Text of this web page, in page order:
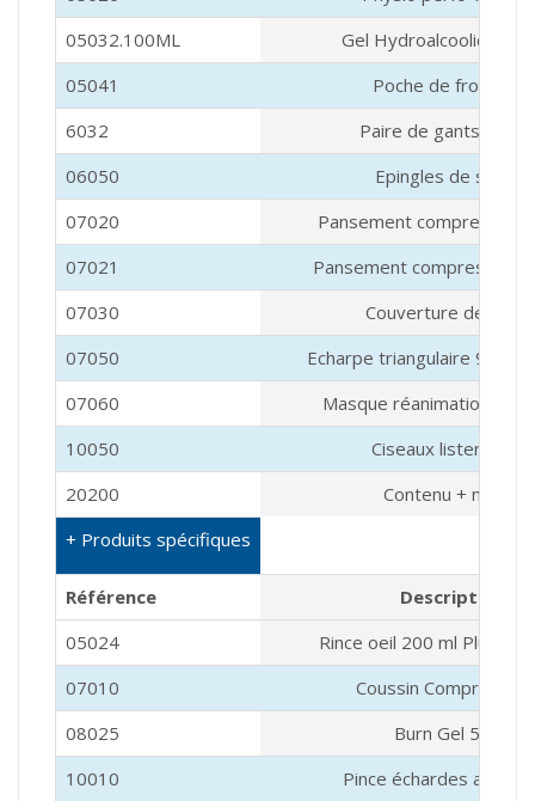
05032.100ML
Gel Hydroalcoolique
05041
Poche de froid U/U
6032
Paire de gants vinyle
06050
Epingles de sûreté
07020
Pansement compressif S/
07021
Pansement compressif S/
07030
Couverture de
07050
Echarpe triangulaire
07060
Masque réanimation
10050
Ciseaux lister métal
20200
Contenu + notice
+ Produits spécifiques
Référence
Description
05024
Rince oeil 200 ml Plum
07010
Coussin Compressif
08025
Burn Gel 50ml
10010
Pince échardes avec